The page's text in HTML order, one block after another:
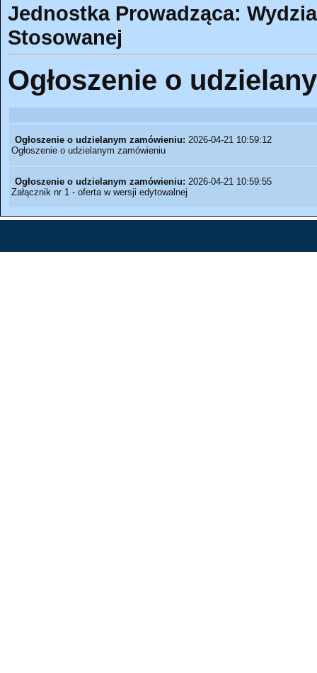
Jednostka Prowadząca:
Stosowanej
Ogłoszenie o
Ogłoszenie o udzielanym zamówieniu: 2026-04-21 10:59:12
Ogłoszenie o udzielanym zamówieniu
Ogłoszenie o udzielanym zamówieniu: 2026-04-21 10:59:55
Załącznik nr 1 - oferta w wersji edytowalnej